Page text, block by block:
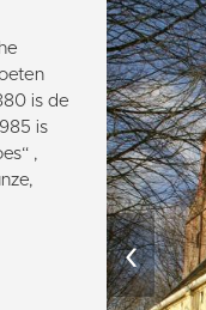
is de
is
,
‹